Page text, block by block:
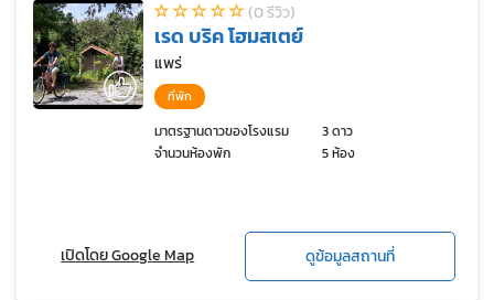
(0 รีวิว)
เรด บริค โฮมสเตย์
แพร่
ที่พัก
มาตรฐานดาวของโรงแรม
3 ดาว
จำนวนห้องพัก
5 ห้อง
เปิดโดย Google Map ดูข้อมูลสถานที่